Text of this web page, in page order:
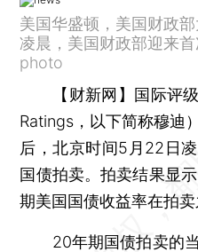
美国华盛顿，美国财政
凌晨，美国财政部迎来
photo
【财新网】 国际评
Ratings，以下简称穆迪
后，北京时间5月22日
国债拍卖。拍卖结果显
期美国国债收益率在拍卖
20年期国债拍卖的当